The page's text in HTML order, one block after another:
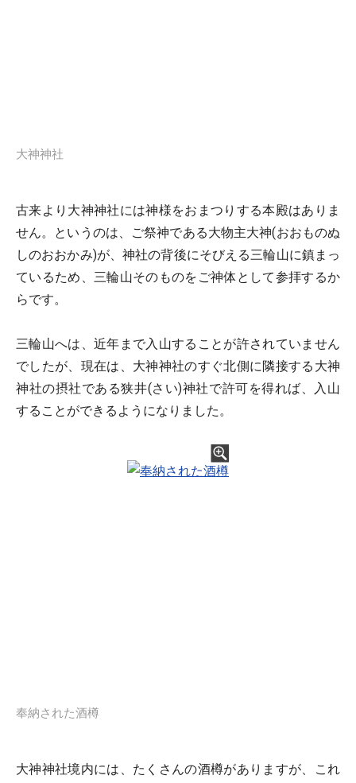
大神神社
古来より大神神社には神様をおまつりする本殿はありま
せん。というのは、ご祭神である大物主大神(おおものぬ
しのおおかみ)が、神社の背後にそびえる三輪山に鎮まっ
ているため、三輪山そのものをご神体として参拝するか
らです。
三輪山へは、近年まで入山することが許されていません
でしたが、現在は、大神神社のすぐ北側に隣接する大神
神社の摂社である狭井(さい)神社で許可を得れば、入山
することができるようになりました。
奉納された酒樽
大神神社境内には、たくさんの酒樽がありますが、これ